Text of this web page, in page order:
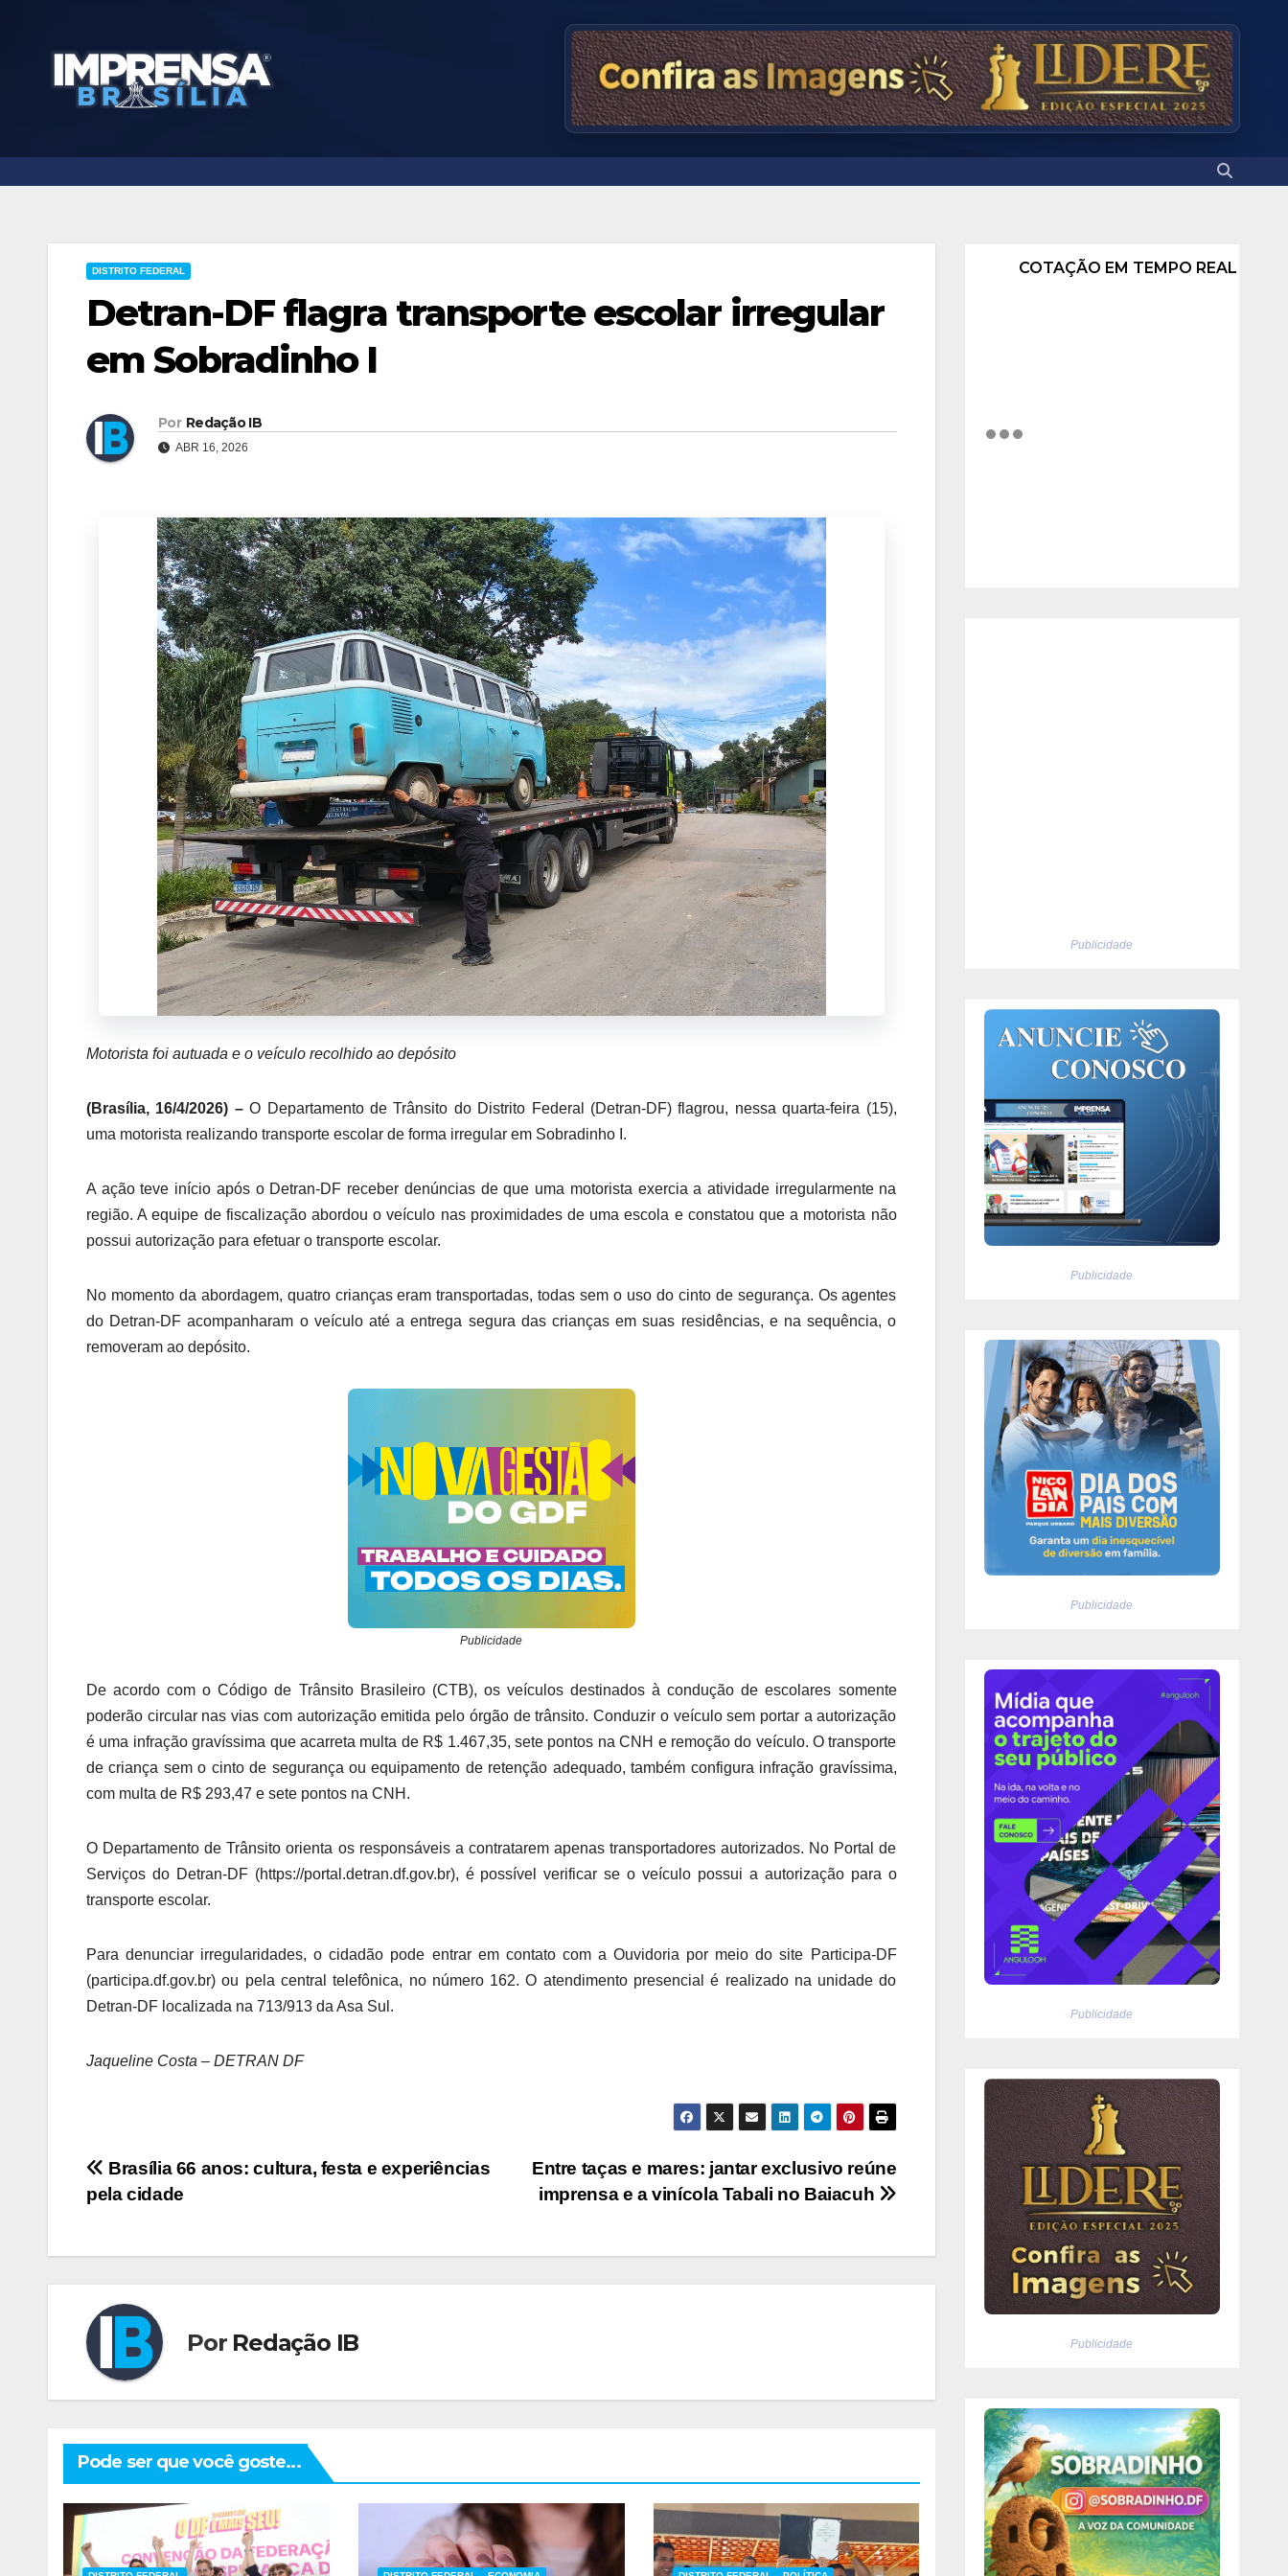
DISTRITO FEDERAL
Detran-DF flagra transporte escolar irregular
em Sobradinho I
Por Redação IB
ABR 16, 2026
Motorista foi autuada e o veículo recolhido ao depósito
(Brasília, 16/4/2026) –O Departamento de Trânsito do Distrito Federal (Detran-DF) flagrou, nessa quarta-feira (15),
uma motorista realizando transporte escolar de forma irregular em Sobradinho I.
A ação teve início após o Detran-DF receber denúncias de que uma motorista exercia a atividade irregularmente na
região. A equipe de fiscalização abordou o veículo nas proximidades de uma escola e constatou que a motorista não
possui autorização para efetuar o transporte escolar.
No momento da abordagem, quatro crianças eram transportadas, todas sem o uso do cinto de segurança. Os agentes
do Detran-DF acompanharam o veículo até a entrega segura das crianças em suas residências, e na sequência, o
removeram ao depósito.
Publicidade
De acordo com o Código de Trânsito Brasileiro (CTB), os veículos destinados à condução de escolares somente
poderão circular nas vias com autorização emitida pelo órgão de trânsito. Conduzir o veículo sem portar a autorização
é uma infração gravíssima que acarreta multa de R$ 1.467,35, sete pontos na CNH e remoção do veículo. O transporte
de criança sem o cinto de segurança ou equipamento de retenção adequado, também configura infração gravíssima,
com multa de R$ 293,47 e sete pontos na CNH.
O Departamento de Trânsito orienta os responsáveis a contratarem apenas transportadores autorizados. No Portal de
Serviços do Detran-DF (https://portal.detran.df.gov.br), é possível verificar se o veículo possui a autorização para o
transporte escolar.
Para denunciar irregularidades, o cidadão pode entrar em contato com a Ouvidoria por meio do site Participa-DF
(participa.df.gov.br) ou pela central telefônica, no número 162. O atendimento presencial é realizado na unidade do
Detran-DF localizada na 713/913 da Asa Sul.
Jaqueline Costa – DETRAN DF
Navegação
de
Post
Entre taças e mares: jantar exclusivo reúne
imprensa e a vinícola Tabali no Baiacuh
Brasília 66 anos: cultura, festa e experiências
pela cidade
Por Redação IB
Pode ser que você goste...
COTAÇÃO EM TEMPO REAL
Publicidade
Publicidade
Publicidade
Publicidade
Publicidade